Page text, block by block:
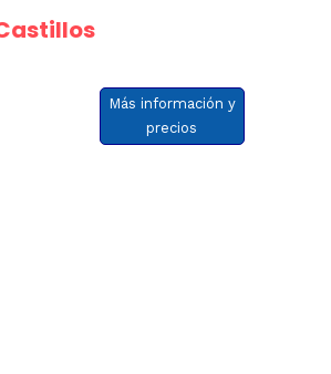
Más información y
precios